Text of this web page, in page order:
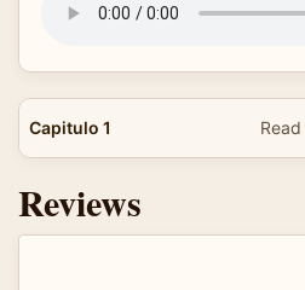
Capitulo 1
Reviews